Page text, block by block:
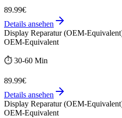
89.99€
Details ansehen
Display Reparatur (OEM-
OEM-Equivalent
⏱️ 30-60 Min
89.99€
Details ansehen
Display Reparatur (OEM-
OEM-Equivalent